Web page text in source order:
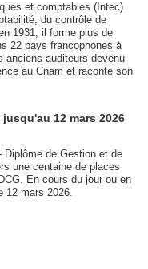
et comptables (Intec)
du contrôle de
1931, il forme plus de
22 pays francophones à
anciens auditeurs devenu
au Cnam et raconte son
12 mars 2026
Diplôme de Gestion et de
une centaine de places
En cours du jour ou en
12 mars 2026.